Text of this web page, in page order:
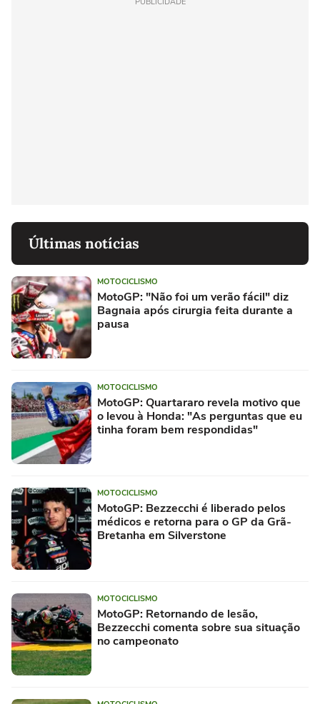
Últimas notícias
MOTOCICLISMO
MotoGP: "Não foi um verão fácil" diz
Bagnaia após cirurgia feita durante a
pausa
MOTOCICLISMO
MotoGP: Quartararo revela motivo que
o levou à Honda: "As perguntas que eu
tinha foram bem respondidas"
MOTOCICLISMO
MotoGP: Bezzecchi é liberado pelos
médicos e retorna para o GP da Grã-
Bretanha em Silverstone
MOTOCICLISMO
MotoGP: Retornando de lesão,
Bezzecchi comenta sobre sua situação
no campeonato